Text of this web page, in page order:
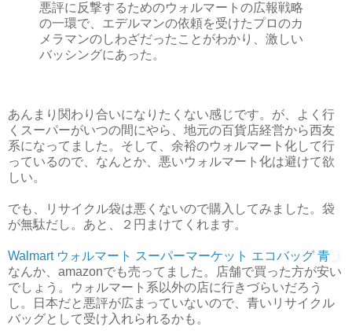
悪評に反撃するためのウォルマートの広報戦略
の一環で、エデルマンの依頼を受けたプロのカ
メラマンのしわざだったことがわかり、激しい
バッシングにあった。
あんまり関わり合いになりたくない感じです。が、よく行
くスーパーがいつの間にやら、地元の百貨店経営から西友
系になってました。そして、余裕のウォルマート化して行
っているので、なんとか、悪いウォルマート化は避けて欲
しい。
でも、リサイクル袋は悪くないので購入してみました。袋
が無駄だし。あと、２円まけてくれます。
Walmart ウォルマート スーパーマーケット エコバッグ 青
なんか、amazonでも売ってました。店舗で買った方が安い
でしょう。ウォルマート系以外の店に行きづらいだろう
し。日本だと悪評が広まっていないので、青いリサイクル
バッグとして受け入れられるかも。